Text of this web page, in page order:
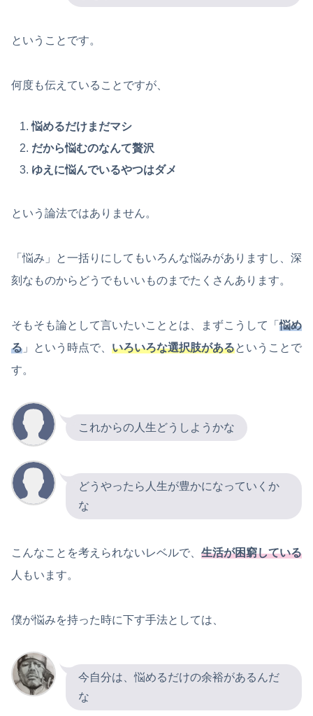
ということです。
何度も伝えていることですが、
悩めるだけまだマシ
だから悩むのなんて贅沢
ゆえに悩んでいるやつはダメ
という論法ではありません。
「悩み」と一括りにしてもいろんな悩みがありますし、深
刻なものからどうでもいいものまでたくさんあります。
そもそも論として言いたいこととは、まずこうして「悩め
る 」という時点で、 いろいろな選択肢があるということで
す。
これからの人生どうしようかな
どうやったら人生が豊かになっていくか
な
こんなことを考えられないレベルで、 生活が困窮している
人もいます。
僕が悩みを持った時に下す手法としては、
今自分は、悩めるだけの余裕があるんだ
な